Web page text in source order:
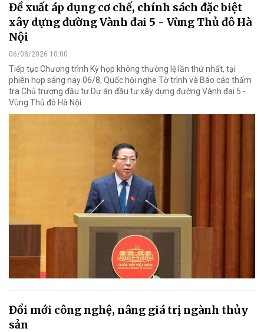
Đề xuất áp dụng cơ chế, chính sách đặc biệt
xây dựng đường Vành đai 5 - Vùng Thủ đô Hà
Nội
06/08/2026 10:00
Tiếp tục Chương trình Kỳ họp không thường lệ lần thứ nhất, tại
phiên họp sáng nay 06/8, Quốc hội nghe Tờ trình và Báo cáo thẩm
tra Chủ trương đầu tư Dự án đầu tư xây dựng đường Vành đai 5 -
Vùng Thủ đô Hà Nội.
Đổi mới công nghệ, nâng giá trị ngành thủy
sản